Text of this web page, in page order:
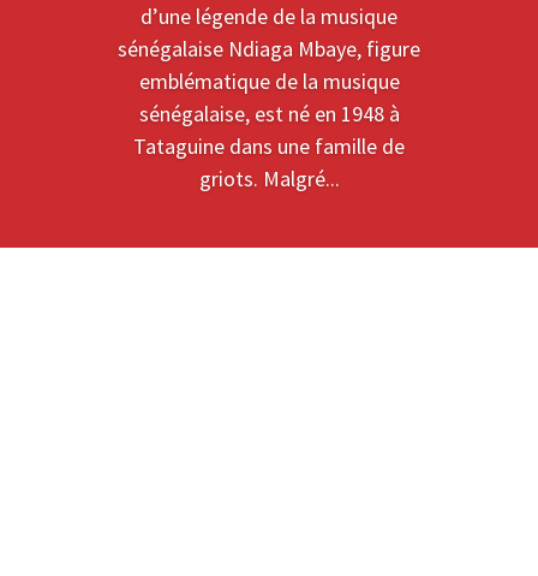
d’une légende de la musique
sénégalaise Ndiaga Mbaye, figure
emblématique de la musique
sénégalaise, est né en 1948 à
Tataguine dans une famille de
griots. Malgré...